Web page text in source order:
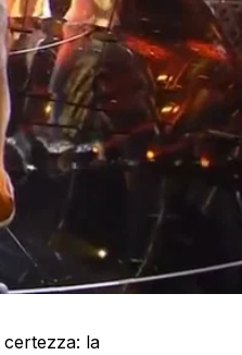
certezza: la